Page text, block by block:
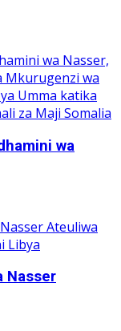
wa
Nasser